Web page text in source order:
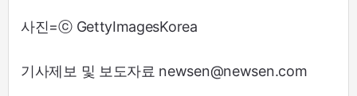
사진=ⓒ GettyImagesKorea
기사제보 및 보도자료 newsen@newsen.com